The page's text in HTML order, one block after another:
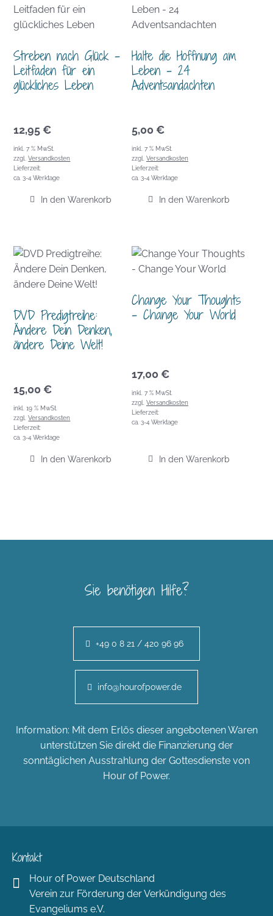
Streben nach Glück –
Leitfaden für ein
glückliches Leben
12,95 €
inkl. 7 % MwSt.
zzgl.Versandkosten
Lieferzeit:
ca. 3-4 Werktage
In den Warenkorb
Halte die Hoffnung am
Leben – 24
Adventsandachten
5,00 €
inkl. 7 % MwSt.
zzgl. Versandkosten
Lieferzeit:
ca. 3-4 Werktage
In den Warenkorb
DVD Predigtreihe:
Ändere Dein Denken,
ändere Deine Welt!
15,00 €
inkl. 19 % MwSt.
zzgl.Versandkosten
Lieferzeit:
ca. 3-4 Werktage
In den Warenkorb
Change Your Thoughts
– Change Your World
17,00 €
inkl. 7 % MwSt.
zzgl. Versandkosten
Lieferzeit:
ca. 3-4 Werktage
In den Warenkorb
Sie benötigen Hilfe?
+49 0 8 21 / 420 96 96
info@hourofpower.de
Information: Mit dem Erlös dieser angebotenen Waren
unterstützen Sie direkt die Finanzierung der
sonntäglichen Ausstrahlung der Gottesdienste von
Hour of Power.
Kontakt
Hour of Power Deutschland
Verein zur Förderung der Verkündigung des
Evangeliums e.V.